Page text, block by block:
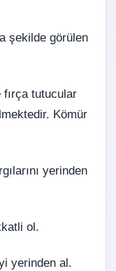
şekilde görülen
fırça tutucular
Kömür
yerinden
ol.
yerinden al.